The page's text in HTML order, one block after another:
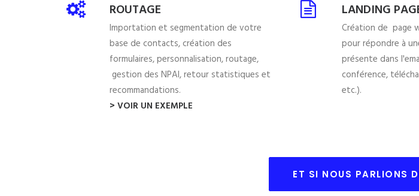
ROUTAGE
Importation et segmentation de votre
base de contacts, création des
formulaires, personnalisation, routage,
gestion des NPAI, retour statistiques et
recommandations.
> VOIR UN EXEMPLE
LANDING
Création de page
pour répondre à
présente dans
conférence,
etc.).
ET SI NOUS PARLIONS